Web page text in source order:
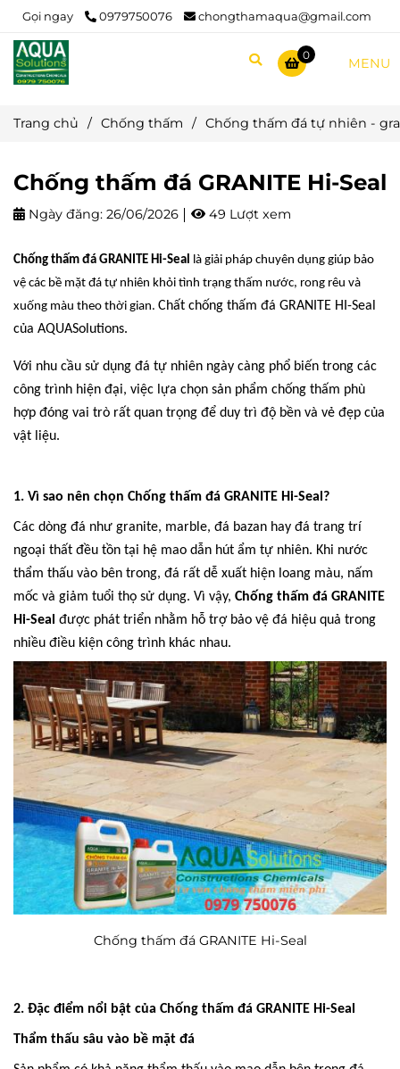
Gọi ngay 0979750076 chongthamaqua@gmail.com
0
MENU
Trang chủ / Chống thấm / Chống thấm đá tự nhiên -
Chống thấm đá GRANITE Hi-Seal
Ngày đăng: 26/06/2026 49 Lượt xem
Chống thấm đá GRANITE Hi-Seal là giải pháp chuyên dụng giúp bảo
vệ các bề mặt đá tự nhiên khỏi tình trạng thấm nước, rong rêu và
xuống màu theo thời gian. Chất chống thấm đá GRANITE HI-Seal
của AQUASolutions.
Với nhu cầu sử dụng đá tự nhiên ngày càng phổ biến trong các
công trình hiện đại, việc lựa chọn sản phẩm chống thấm phù
hợp đóng vai trò rất quan trọng để duy trì độ bền và vẻ đẹp của
vật liệu.
1. Vì sao nên chọn Chống thấm đá GRANITE Hi-Seal?
Các dòng đá như granite, marble, đá bazan hay đá trang trí
ngoại thất đều tồn tại hệ mao dẫn hút ẩm tự nhiên. Khi nước
thẩm thấu vào bên trong, đá rất dễ xuất hiện loang màu, nấm
mốc và giảm tuổi thọ sử dụng. Vì vậy, Chống thấm đá GRANITE
Hi-Seal được phát triển nhằm hỗ trợ bảo vệ đá hiệu quả trong
nhiều điều kiện công trình khác nhau.
Chống thấm đá GRANITE Hi-Seal
2. Đặc điểm nổi bật của Chống thấm đá GRANITE Hi-Seal
Thẩm thấu sâu vào bề mặt đá